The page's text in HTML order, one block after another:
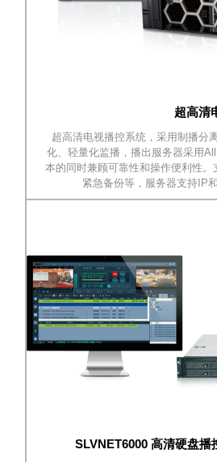
超高清
超高清电视播控系统，采用制播分
化、轻量化监播，播出服务器采用
本的同时兼顾可靠性和操作便利性。
紧急备份等，服务器支持IP
SLVNET6000 高清硬盘播